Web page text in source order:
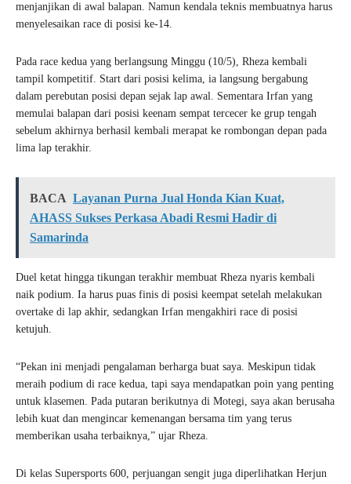
menjanjikan di awal balapan. Namun kendala teknis membuatnya harus
menyelesaikan race di posisi ke-14.
Pada race kedua yang berlangsung Minggu (10/5), Rheza kembali
tampil kompetitif. Start dari posisi kelima, ia langsung bergabung
dalam perebutan posisi depan sejak lap awal. Sementara Irfan yang
memulai balapan dari posisi keenam sempat tercecer ke grup tengah
sebelum akhirnya berhasil kembali merapat ke rombongan depan pada
lima lap terakhir.
BACA Layanan Purna Jual Honda Kian Kuat,
AHASS Sukses Perkasa Abadi Resmi Hadir di
Samarinda
Duel ketat hingga tikungan terakhir membuat Rheza nyaris kembali
naik podium. Ia harus puas finis di posisi keempat setelah melakukan
overtake di lap akhir, sedangkan Irfan mengakhiri race di posisi
ketujuh.
“Pekan ini menjadi pengalaman berharga buat saya. Meskipun tidak
meraih podium di race kedua, tapi saya mendapatkan poin yang penting
untuk klasemen. Pada putaran berikutnya di Motegi, saya akan berusaha
lebih kuat dan mengincar kemenangan bersama tim yang terus
memberikan usaha terbaiknya,” ujar Rheza.
Di kelas Supersports 600, perjuangan sengit juga diperlihatkan Herjun